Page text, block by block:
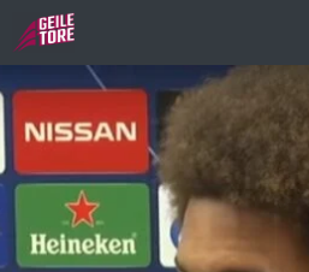
Zum
Inhalt
springen